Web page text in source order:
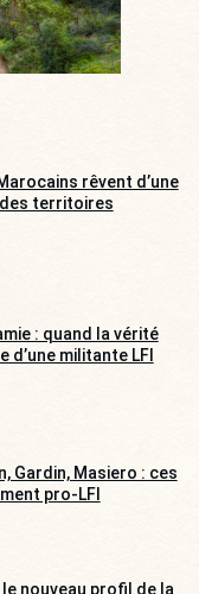
rêvent d’une
territoires
: quand la vérité
militante LFI
Gardin, Masiero : ces
pro-LFI
le nouveau profil de la